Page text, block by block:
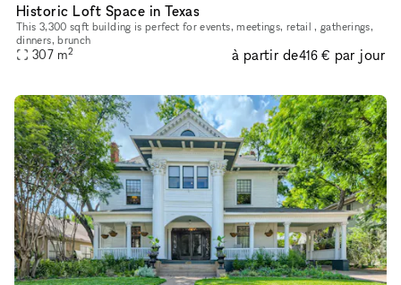
Historic Loft Space in Texas
This 3,300 sqft building is perfect for events, meetings, retail , gatherings,
dinners, brunch
307 m2 à partir de416 € par jour